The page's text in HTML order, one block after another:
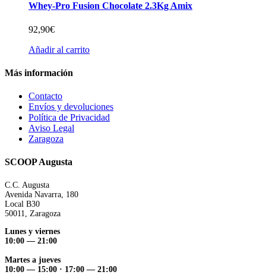
Whey-Pro Fusion Chocolate 2.3Kg Amix
92,90€
Añadir al carrito
Más información
Contacto
Envíos y devoluciones
Política de Privacidad
Aviso Legal
Zaragoza
SCOOP Augusta
C.C. Augusta
Avenida Navarra, 180
Local B30
50011, Zaragoza
Lunes y viernes
10:00 — 21:00
Martes a jueves
10:00 — 15:00 · 17:00 — 21:00